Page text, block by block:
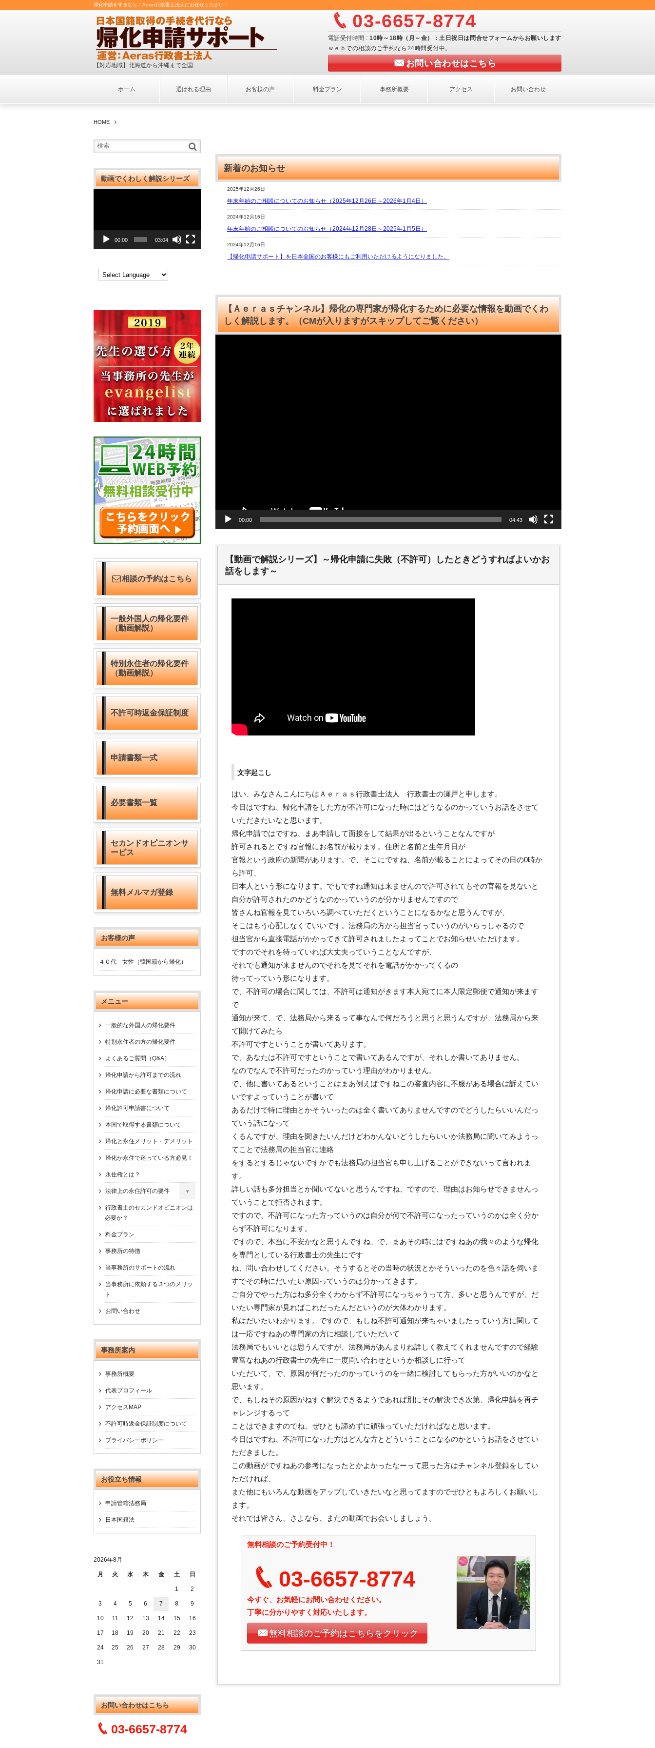
帰化申請をするなら！Aeras行政書士法人にお任せください！
【対応地域】北海道から沖縄まで全国
03-6657-8774
電話受付時間 :10時～18時（月～金）：土日祝日は問合せフォームからお願いします
ｗｅｂでの相談のご予約なら24時間受付中。
お問い合わせはこちら
ホーム 選ばれる理由 お客様の声 料金プラン 事務所概要 アクセス お問い合わせ
HOME
新着のお知らせ
2025年12月26日
年末年始のご相談についてのお知らせ（2025年12月26日～2026年1月4日）
2024年12月16日
年末年始のご相談についてのお知らせ（2024年12月28日～2025年1月5日）
2024年12月16日
【帰化申請サポート】を日本全国のお客様にもご利用いただけるようになりました。
【Ａｅｒａｓチャンネル】帰化の専門家が帰化するために必要な情報を動画でくわ
しく解説します。（CMが入りますがスキップしてご覧ください）
00:00 04:43
【動画で解説シリーズ】～帰化申請に失敗（不許可）したときどうすればよいかお
話をします～
文字起こし
はい、みなさんこんにちはＡｅｒａｓ行政書士法人 行政書士の瀬戸と申します。
今日はですね、帰化申請をした方が不許可になった時にはどうなるのかっていうお話をさせて
いただきたいなと思います。
帰化申請ではですね、まあ申請して面接をして結果が出るということなんですが
許可されるとですね官報にお名前が載ります。住所と名前と生年月日が
官報という政府の新聞があります。で、そこにですね、名前が載ることによってその日の0時か
ら許可、
日本人という形になります。でもですね通知は来ませんので許可されてもその官報を見ないと
自分が許可されたのかどうなのかっていうのが分かりませんですので
皆さんね官報を見ていろいろ調べていただくということになるかなと思うんですが、
そこはもう心配しなくていいです。法務局の方から担当官っていうのがいらっしゃるので
担当官から直接電話がかかってきて許可されましたよってことでお知らせいただけます。
ですのでそれを待っていれば大丈夫っていうことなんですが、
それでも通知が来ませんのでそれを見てそれを電話がかかってくるの
待ってっていう形になります。
で、不許可の場合に関しては、不許可は通知がきます本人宛てに本人限定郵便で通知が来ます
で
通知が来て、で、法務局から来るって事なんで何だろうと思うと思うんですが、法務局から来
て開けてみたら
不許可ですということが書いてあります。
で、あなたは不許可ですということで書いてあるんですが、それしか書いてありません。
なのでなんで不許可だったのかっていう理由がわかりません。
で、他に書いてあるということはまあ例えばですねこの審査内容に不服がある場合は訴えてい
いですよっていうことが書いて
あるだけで特に理由とかそういったのは全く書いてありませんですのでどうしたらいいんだっ
ていう話になって
くるんですが、理由を聞きたいんだけどわかんないどうしたらいいか法務局に聞いてみようっ
てことで法務局の担当官に連絡
をするとするじゃないですかでも法務局の担当官も申し上げることができないって言われま
す。
詳しい話も多分担当とか聞いてないと思うんですね、ですので、理由はお知らせできませんっ
ていうことで拒否されます。
ですので、不許可になった方っていうのは自分が何で不許可になったっていうのかは全く分か
らず不許可になります。
ですので、本当に不安かなと思うんですね、で、まあその時にはですねあの我々のような帰化
を専門としている行政書士の先生にです
ね、問い合わせしてください。そうするとその当時の状況とかそういったのを色々話を伺いま
すでその時にだいたい原因っていうのは分かってきます。
ご自分でやった方はね多分全くわからず不許可になっちゃうって方、多いと思うんですが、だ
いたい専門家が見ればこれだったんだというのが大体わかります。
私はだいたいわかります。ですので、もしね不許可通知が来ちゃいましたっていう方に関して
は一応ですねあの専門家の方に相談していただいて
法務局でもいいとは思うんですが、法務局があんまりね詳しく教えてくれませんですので経験
豊富なねあの行政書士の先生に一度問い合わせというか相談しに行って
いただいて、で、原因が何だったのかっていうのを一緒に検討してもらった方がいいのかなと
思います。
で、もしねその原因がねすぐ解決できるようであれば別にその解決でき次第、帰化申請を再チ
ャレンジするって
ことはできますのでね、ぜひとも諦めずに頑張っていただければなと思います。
今日はですね、不許可になった方はどんな方とどういうことになるのかというお話をさせてい
ただきました。
この動画がですねあの参考になったとかよかったなーって思った方はチャンネル登録をしてい
ただければ、
また他にもいろんな動画をアップしていきたいなと思ってますのでぜひともよろしくお願いし
ます。
それでは皆さん、さよなら、またの動画でお会いしましょう。
無料相談のご予約受付中！
03-6657‐8774
今すぐ、お気軽にお問い合わせください。
丁寧に分かりやすく対応いたします。
無料相談のご予約はこちらをクリック
動画でくわしく解説シリーズ
00:00 03:04
相談の予約はこちら
一般外国人の帰化要件
（動画解説）
特別永住者の帰化要件
（動画解説）
不許可時返金保証制度
申請書類一式
必要書類一覧
セカンドオピニオンサ
ービス
無料メルマガ登録
お客様の声
４０代 女性（韓国籍から帰化）
メニュー
一般的な外国人の帰化要件
特別永住者の方の帰化要件
よくあるご質問（Q&A）
帰化申請から許可までの流れ
帰化申請に必要な書類について
帰化許可申請書について
本国で取得する書類について
帰化と永住メリット・デメリット
帰化か永住で迷っている方必見！
永住権とは？
法律上の永住許可の要件
行政書士のセカンドオピニオンは
必要か？
料金プラン
事務所の特徴
当事務所のサポートの流れ
当事務所に依頼する３つのメリッ
ト
お問い合わせ
事務所案内
事務所概要
代表プロフィール
アクセスMAP
不許可時返金保証制度について
プライバシーポリシー
お役立ち情報
申請管轄法務局
日本国籍法
2026年8月
月 火 水 木 金 土 日
1 2
3 4 5 6 7 8 9
10 11 12 13 14 15 16
17 18 19 20 21 22 23
24 25 26 27 28 29 30
31
お問い合わせはこちら
03-6657-8774